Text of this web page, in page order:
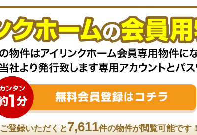
ご登録いただくと7,611件の物件が閲覧可能です！